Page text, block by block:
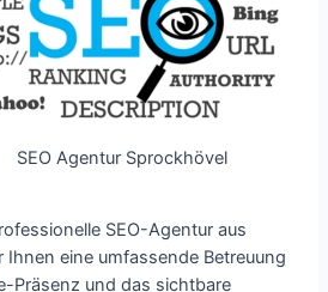
SEO Agentur Sprockhövel
SEO-Agentur aus
eine umfassende Betreuung
Präsenz und das sichtbare